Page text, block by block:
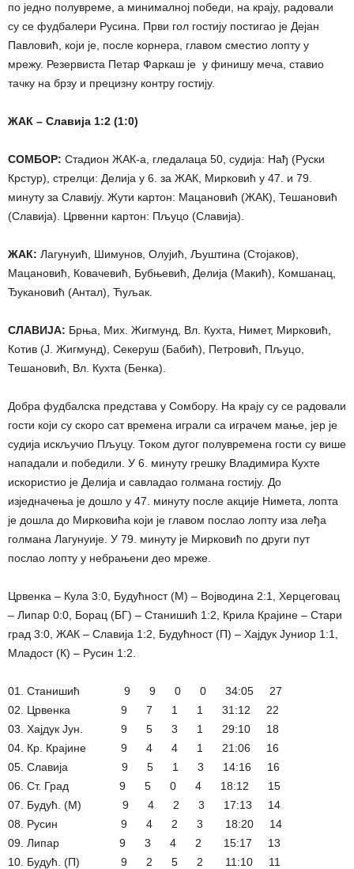
по једно полувреме, а минималној победи, на крају, радовали
су се фудбалери Русина. Први гол гостију постигао је Дејан
Павловић, који је, после корнера, главом сместио лопту у
мрежу. Резервиста Петар Фаркаш је у финишу меча, ставио
тачку на брзу и прецизну контру гостију.
ЖАК – Славија 1:2 (1:0)
СОМБОР: Стадион ЖАК-а, гледалаца 50, судија: Нађ (Руски
Крстур), стрелци: Делија у 6. за ЖАК, Мирковић у 47. и 79.
минуту за Славију. Жути картон: Мацановић (ЖАК), Тешановић
(Славија). Црвенни картон: Пљуцо (Славија).
ЖАК: Лагунyић, Шимунов, Олујић, Љуштина (Стојаков),
Мацановић, Ковачевић, Бубњевић, Делија (Макић), Комшанац,
Ђукановић (Антал), Ћуљак.
СЛАВИЈА: Брња, Мих. Жигмунд, Вл. Кухта, Нимет, Мирковић,
Котив (Ј. Жигмунд), Секеруш (Бабић), Петровић, Пљуцо,
Тешановић, Вл. Кухта (Бенка).
Добра фудбалска представа у Сомбору. На крају су се радовали
гости који су скоро сат времена играли са играчем мање, јер је
судија искључио Пљуцу. Током дугог полувремена гости су више
нападали и победили. У 6. минуту грешку Владимира Кухте
искористио је Делија и савладао голмана гостију. До
изједначења је дошло у 47. минуту после акције Нимета, лопта
је дошла до Мирковића који је главом послао лопту иза леђа
голмана Лагунyије. У 79. минуту је Мирковић по други пут
послао лопту у небрањени део мреже.
Црвенка – Кула 3:0, Будућност (М) – Војводина 2:1, Херцеговац
– Липар 0:0, Борац (БГ) – Станишић 1:2, Крила Крајине – Стари
град 3:0, ЖАК – Славија 1:2, Будућност (П) – Хајдук Јуниор 1:1,
Младост (К) – Русин 1:2.
01. Станишић 9 9 0 0 34:05 27
02. Црвенка 9 7 1 1 31:12 22
03. Хајдук Јун. 9 5 3 1 29:10 18
04. Кр. Крајине 9 4 4 1 21:06 16
05. Славија 9 5 1 3 14:16 16
06. Ст. Град 9 5 0 4 18:12 15
07. Будућ. (М) 9 4 2 3 17:13 14
08. Русин 9 4 2 3 18:20 14
09. Липар 9 3 4 2 15:17 13
10. Будућ. (П) 9 2 5 2 11:10 11